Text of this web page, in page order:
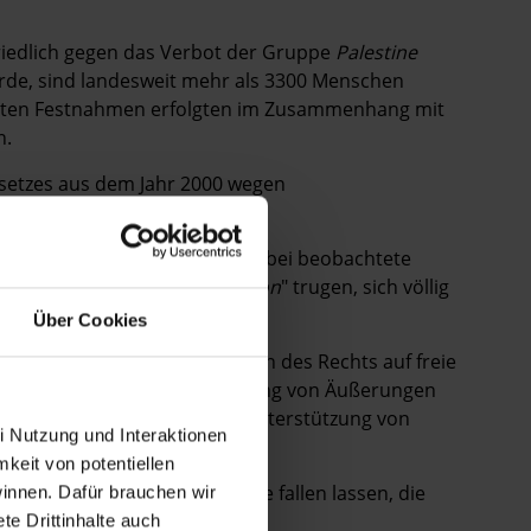
Über Cookies
Nutzung und Interaktionen
von potentiellen
Dafür brauchen wir
Drittinhalte auch
gegen das Verbot der Gruppe Palestine
sind landesweit mehr als 3300 Menschen
Festnahmen erfolgten im Zusammenhang mit
aus dem Jahr 2000 wegen
Square in London. Dabei beobachtete
unterstützePalestine Action" trugen, sich völlig
dass Einschränkungen des Rechts auf freie
müssen. Die Kriminalisierung von Äußerungen
aufgerufen wird. Die Unterstützung von
die Anklagen gegen all jene fallen lassen, die
Verfahren anstrengen.